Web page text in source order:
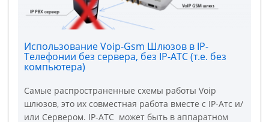
Использование Voip-Gsm Шлюзов в IP-
Телефонии без сервера, без IP-АТС (т.е. без
компьютера)
Самые распространенные схемы работы Voip
шлюзов, это их совместная работа вместе с IP-Атс и/
или Сервером. IP-АТС может быть в аппаратном